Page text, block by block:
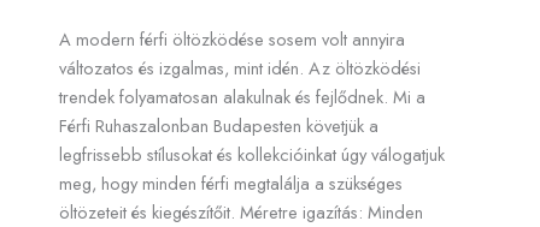
A modern férfi öltözködése sosem volt annyira
változatos és izgalmas, mint idén. Az öltözködési
trendek folyamatosan alakulnak és fejlődnek. Mi a
Férfi Ruhaszalonban Budapesten követjük a
legfrissebb stílusokat és kollekcióinkat úgy válogatjuk
meg, hogy minden férfi megtalálja a szükséges
öltözeteit és kiegészítőit. Méretre igazítás: Minden